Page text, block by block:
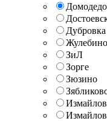
Дубровка
Жулебино
ЗиЛ
Зорге
Зюзино